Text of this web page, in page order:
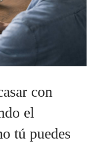
con
el
tú puedes